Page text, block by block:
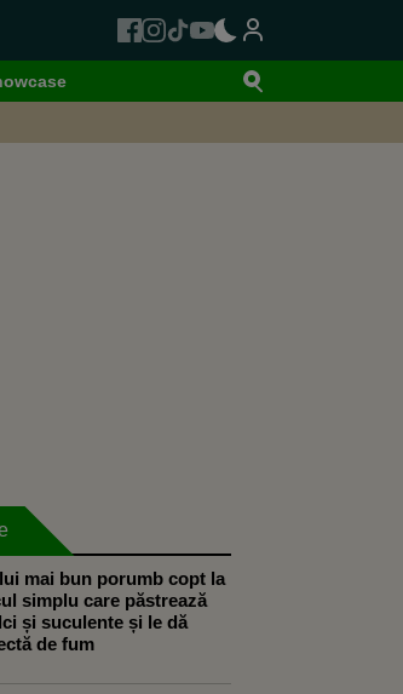
mai bun porumb copt la
simplu care păstrează
și suculente și le dă
de fum